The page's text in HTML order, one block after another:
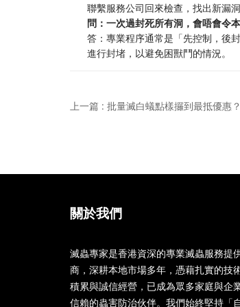
聯繫服務公司回來檢查，找出新漏洞
問：一次過封死所有洞，會唔會令
答：專業程序通常是「先控制，後
進行封堵，以避免困獸鬥的情況。
上一篇 : 批量滅白蟻點樣攞到最抵優惠？
關於我們
滅蟲專家是香港資深的專業滅蟲服務提
商，深耕本地市場多年，憑藉扎實的技
積累與誠信經營，已成為眾多家庭與企
信賴的蟲害防治伙伴。我們始終堅持「